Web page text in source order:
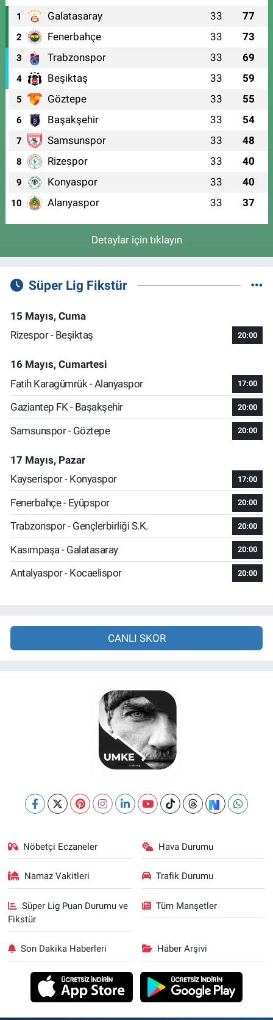
1 Galatasaray 33 77
2 Fenerbahçe 33 73
3 Trabzonspor 33 69
4 Beşiktaş 33 59
5 Göztepe 33 55
6 Başakşehir 33 54
7 Samsunspor 33 48
8 Rizespor 33 40
9 Konyaspor 33 40
10 Alanyaspor 33 37
Detaylar için tıklayın
Süper Lig Fikstür
15 Mayıs, Cuma
Rizespor - Beşiktaş
20:00
16 Mayıs, Cumartesi
Fatih Karagümrük - Alanyaspor
17:00
Gaziantep FK - Başakşehir 20:00
Samsunspor - Göztepe 20:00
17 Mayıs, Pazar
Kayserispor - Konyaspor
17:00
Fenerbahçe - Eyüpspor 20:00
Trabzonspor - Gençlerbirliği S.K. 20:00
Kasımpaşa - Galatasaray 20:00
Antalyaspor - Kocaelispor 20:00
CANLI SKOR
Nöbetçi Eczaneler Hava Durumu
Namaz Vakitleri Trafik Durumu
Süper Lig Puan Durumu ve
Fikstür
Tüm Manşetler
Son Dakika Haberleri Haber Arşivi